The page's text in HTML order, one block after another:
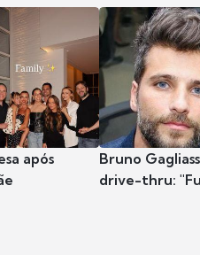
após
Bruno
drive-thru: